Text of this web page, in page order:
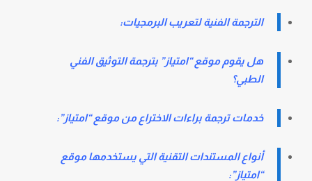
الترجمة الفنية لتعريب البرمجيات:
هل يقوم موقع “امتياز” بترجمة التوثيق الفني
الطبي؟
خدمات ترجمة براءات الاختراع من موقع “امتياز”:
أنواع المستندات التقنية التي يستخدمها موقع
“امتياز”: